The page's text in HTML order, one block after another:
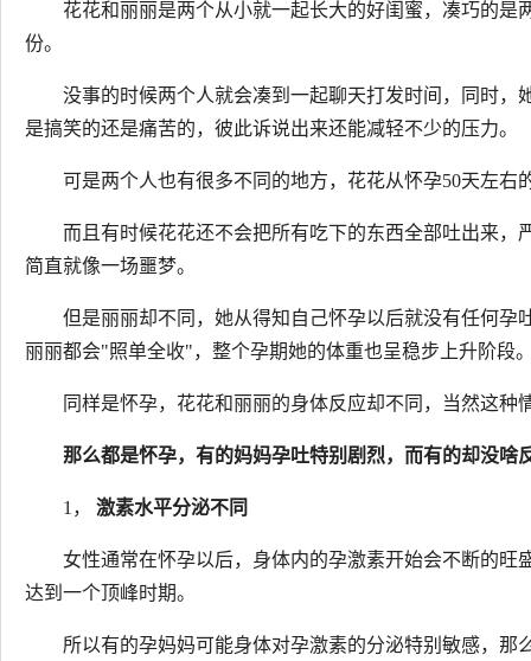
花花和丽丽是两个从小就一起长大的好闺蜜，凑巧的
份。
没事的时候两个人就会凑到一起聊天打发时间，同时
是搞笑的还是痛苦的，彼此诉说出来还能减轻不少的压力。
可是两个人也有很多不同的地方，花花从怀孕50天左右
而且有时候花花还不会把所有吃下的东西全部吐出来
简直就像一场噩梦。
但是丽丽却不同，她从得知自己怀孕以后就没有任何
丽丽都会"照单全收"，整个孕期她的体重也呈稳步上升阶段
同样是怀孕，花花和丽丽的身体反应却不同，当然这种
那么都是怀孕，有的妈妈孕吐特别剧烈，而有的却没
1， 激素水平分泌不同
女性通常在怀孕以后，身体内的孕激素开始会不断的
达到一个顶峰时期。
所以有的孕妈妈可能身体对孕激素的分泌特别敏感，